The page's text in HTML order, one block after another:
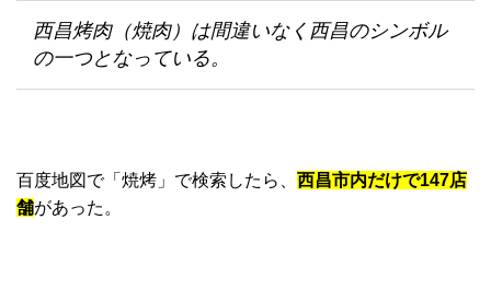
西昌烤肉（焼肉）は間違いなく西昌のシンボル
の一つとなっている。
百度地図で「焼烤」で検索したら、 西昌市内だけで147店
舗があった。